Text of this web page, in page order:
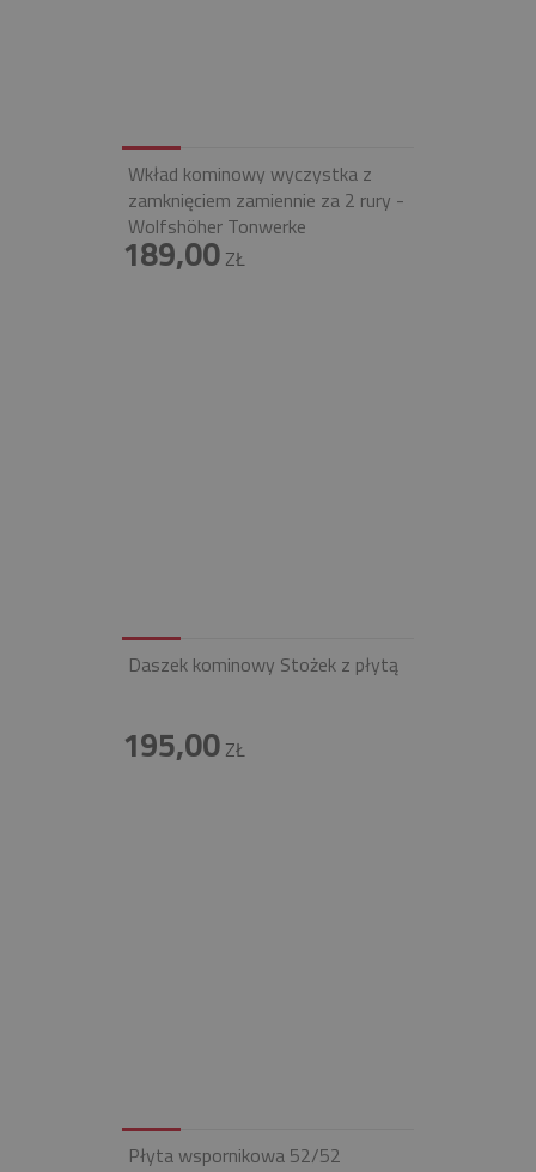
Wkład kominowy wyczystka z
zamknięciem zamiennie za 2 rury -
Wolfshöher Tonwerke
189,00ZŁ
Daszek kominowy Stożek z płytą
195,00ZŁ
Płyta wspornikowa 52/52